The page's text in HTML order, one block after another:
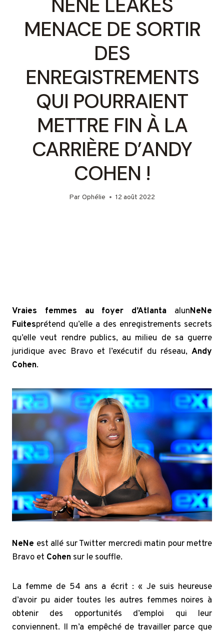
MENACE DE SORTIR
DES
ENREGISTREMENTS
QUI POURRAIENT
METTRE FIN À LA
CARRIÈRE D’ANDY
COHEN !
Par Ophélie 12 août 2022
Vraies femmes au foyer d’Atlanta alunNeNe
Fuitesprétend qu’elle a des enregistrements secrets
qu’elle veut rendre publics, au milieu de sa guerre
juridique avec Bravo et l’exécutif du réseau, Andy
Cohen.
NeNe est allé sur Twitter mercredi matin pour mettre
Bravo et Cohen sur le souffle.
La femme de 54 ans a écrit : « Je suis heureuse
d’avoir pu aider toutes les autres femmes noires à
obtenir des opportunités d’emploi qui leur
conviennent. Il m’a empêché de travailler parce que